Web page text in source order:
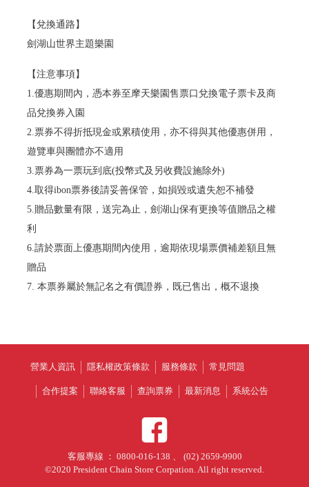
【兌換通路】
劍湖山世界主題樂園
【注意事項】
1.優惠期間內，憑本券至摩天樂園售票口兌換電子票卡及商
品兌換券入園
2.票券不得折抵現金或累積使用，亦不得與其他優惠併用，
遊覽車與團體亦不適用
3.票券為一票玩到底(投幣式及另收費設施除外)
4.取得ibon票券後請妥善保管，如損毀或遺失恕不補發
5.贈品數量有限，送完為止，劍湖山保有更換等值贈品之權
利
6.請於票面上優惠期間內使用，逾期依現場票價補差額且無
贈品
7. 本票券屬於無記名之有價證券，既已售出，概不退換
營業人資訊 隱私權政策條款 服務條款 常見問題
合作提案 聯絡客服 查詢票券 最新消息 系統公告
客服專線 ： 0800-016-138 、 (02) 2659-9900
©2020 President Chain Store Corpation. All right reserved.